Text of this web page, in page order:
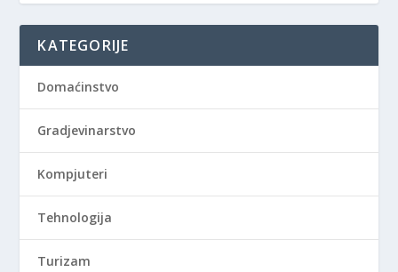
KATEGORIJE
Domaćinstvo
Gradjevinarstvo
Kompjuteri
Tehnologija
Turizam